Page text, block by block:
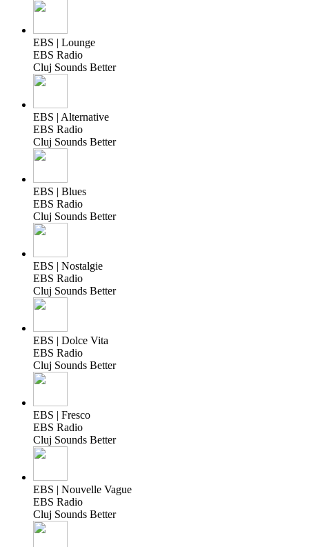
EBS | Lounge
EBS Radio
Cluj Sounds Better
EBS | Alternative
EBS Radio
Cluj Sounds Better
EBS | Blues
EBS Radio
Cluj Sounds Better
EBS | Nostalgie
EBS Radio
Cluj Sounds Better
EBS | Dolce Vita
EBS Radio
Cluj Sounds Better
EBS | Fresco
EBS Radio
Cluj Sounds Better
EBS | Nouvelle Vague
EBS Radio
Cluj Sounds Better